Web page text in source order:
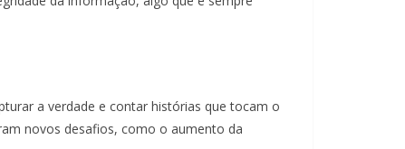
a verdade e contar histórias que tocam o
novos desafios, como o aumento da